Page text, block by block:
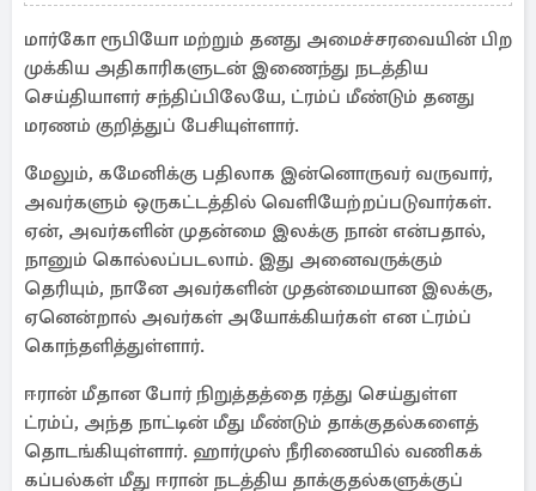
மார்கோ ரூபியோ மற்றும் தனது அமைச்சரவையின் பிற
முக்கிய அதிகாரிகளுடன் இணைந்து நடத்திய
செய்தியாளர் சந்திப்பிலேயே, ட்ரம்ப் மீண்டும் தனது
மரணம் குறித்துப் பேசியுள்ளார்.
மேலும், கமேனிக்கு பதிலாக இன்னொருவர் வருவார்,
அவர்களும் ஒருகட்டத்தில் வெளியேற்றப்படுவார்கள்.
ஏன், அவர்களின் முதன்மை இலக்கு நான் என்பதால்,
நானும் கொல்லப்படலாம். இது அனைவருக்கும்
தெரியும், நானே அவர்களின் முதன்மையான இலக்கு,
ஏனென்றால் அவர்கள் அயோக்கியர்கள் என ட்ரம்ப்
கொந்தளித்துள்ளார்.
ஈரான் மீதான போர் நிறுத்தத்தை ரத்து செய்துள்ள
ட்ரம்ப், அந்த நாட்டின் மீது மீண்டும் தாக்குதல்களைத்
தொடங்கியுள்ளார். ஹார்முஸ் நீரிணையில் வணிகக்
கப்பல்கள் மீது ஈரான் நடத்திய தாக்குதல்களுக்குப்